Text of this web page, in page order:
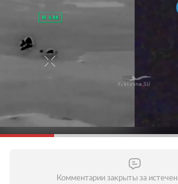
Комментарии закрыты за